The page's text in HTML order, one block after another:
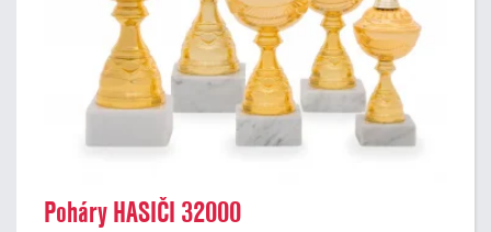
Poháry HASIČI 32000